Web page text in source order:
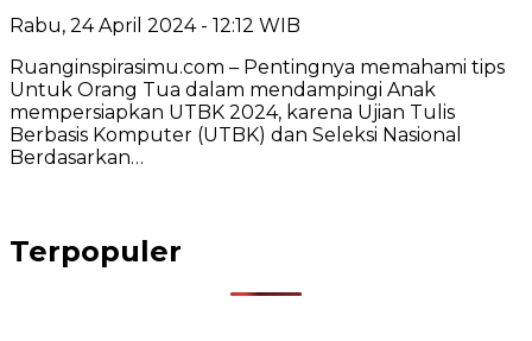
Rabu, 24 April 2024 - 12:12 WIB
Ruanginspirasimu.com – Pentingnya memahami tips
Untuk Orang Tua dalam mendampingi Anak
mempersiapkan UTBK 2024, karena Ujian Tulis
Berbasis Komputer (UTBK) dan Seleksi Nasional
Berdasarkan…
Terpopuler